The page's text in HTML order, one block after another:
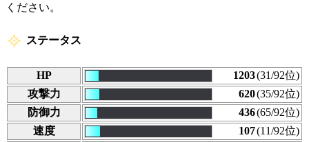
ください。
ステータス
HP 1203(31/92位)
攻撃力
620(35/92位)
防御力
436(65/92位)
速度
107(11/92位)